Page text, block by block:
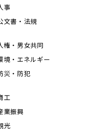
事
文書・法規
権・男女共同
境・エネルギー
災・防犯
工
業振興
光